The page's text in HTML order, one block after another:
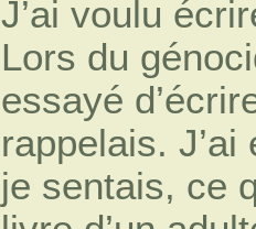
J’ai voulu
Lors du
essayé
rappelais.
je sentais, ce